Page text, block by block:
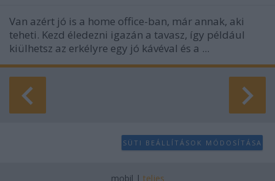
Van azért jó is a home office-ban, már annak, aki
teheti. Kezd éledezni igazán a tavasz, így például
kiülhetsz az erkélyre egy jó kávéval és a ...
SÜTI BEÁLLÍTÁSOK MÓDOSÍTÁSA
mobil | teljes